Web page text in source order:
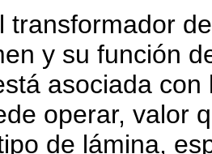
transformador
y su función
asociada
operar, valor
de lámina,